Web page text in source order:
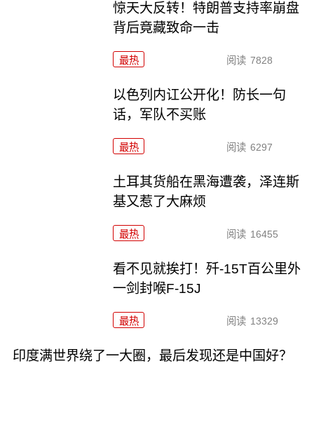
惊天大反转！特朗普支持率崩盘
背后竟藏致命一击
最热 阅读 7828
以色列内讧公开化！防长一句
话，军队不买账
最热 阅读 6297
土耳其货船在黑海遭袭，泽连斯
基又惹了大麻烦
最热 阅读 16455
看不见就挨打！歼-15T百公里外
一剑封喉F-15J
最热 阅读 13329
印度满世界绕了一大圈，最后发现还是中国好？